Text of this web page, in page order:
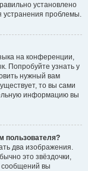
установлено
устранения проблемы.
на конференции,
Попробуйте узнать у
нужный вам
то вы сами
информацию вы
пользователя?
два изображения.
это звёздочки,
сообщений вы